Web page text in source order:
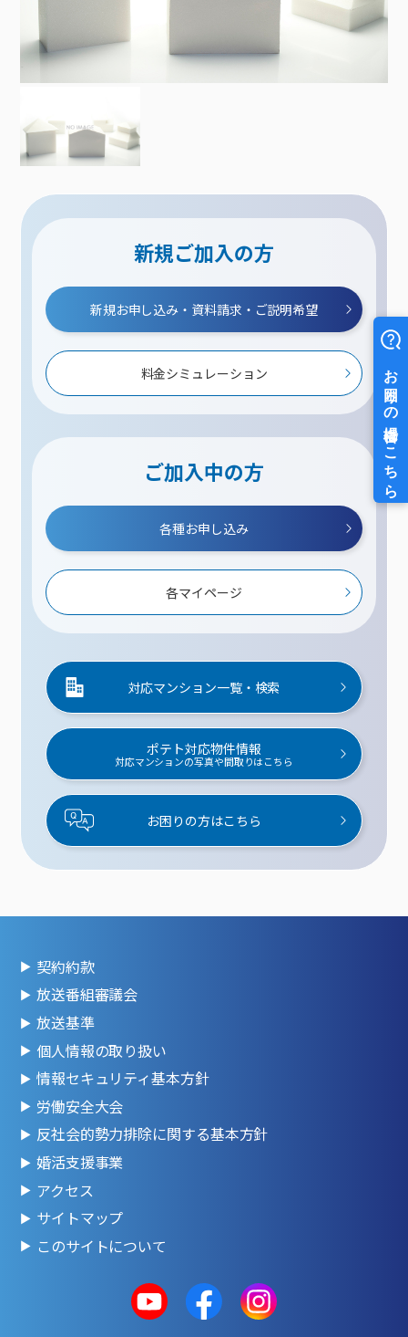
新規ご加入の方
新規お申し込み・資料請求・ご説明希望
料金シミュレーション
ご加入中の方
各種お申し込み
各マイページ
対応マンション一覧・検索
ポテト対応物件情報
対応マンションの写真や間取りはこちら
お困りの方はこちら
契約約款
放送番組審議会
放送基準
個人情報の取り扱い
情報セキュリティ基本方針
労働安全大会
反社会的勢力排除に関する基本方針
婚活支援事業
アクセス
サイトマップ
このサイトについて